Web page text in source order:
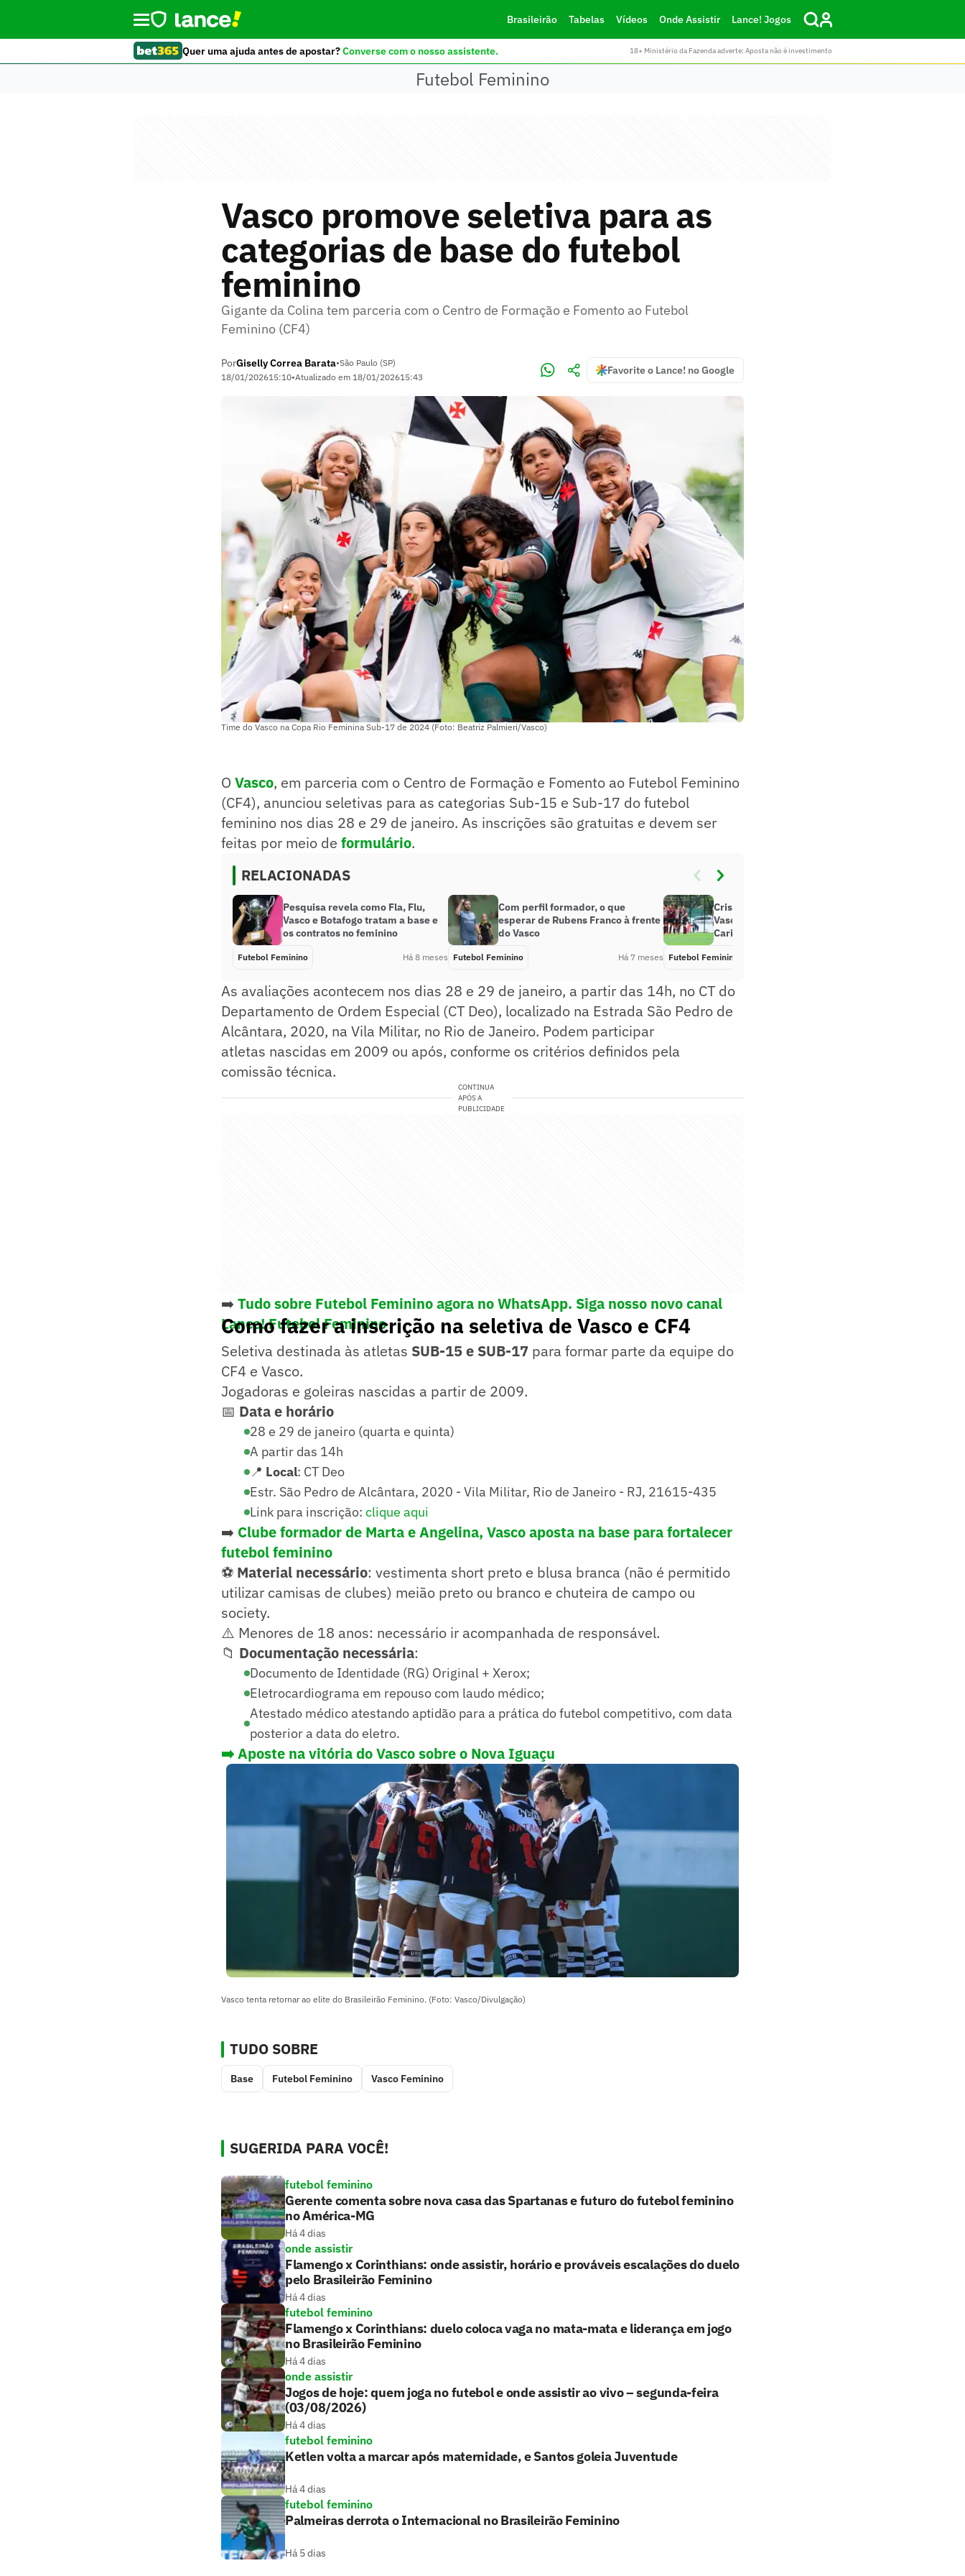
Brasileirão Tabelas Vídeos Onde Assistir Lance! Jogos
Quer uma ajuda antes de apostar?Converse com o nosso assistente. 18+ Ministério da Fazenda adverte: Aposta não é investimento
Futebol Feminino
Vasco promove seletiva para as
categorias de base do futebol
feminino
Gigante da Colina tem parceria com o Centro de Formação e Fomento ao Futebol
Feminino (CF4)
PorGiselly Correa Barata•São Paulo (SP)
18/01/202615:10•Atualizado em 18/01/202615:43
Favorite o Lance! no Google
Time do Vasco na Copa Rio Feminina Sub-17 de 2024 (Foto: Beatriz Palmieri/Vasco)
O Vasco, em parceria com o Centro de Formação e Fomento ao Futebol Feminino
(CF4), anunciou seletivas para as categorias Sub-15 e Sub-17 do futebol
feminino nos dias 28 e 29 de janeiro. As inscrições são gratuitas e devem ser
feitas por meio de formulário.
RELACIONADAS
Pesquisa revela como Fla, Flu,
Vasco e Botafogo tratam a base e
os contratos no feminino
Futebol Feminino Há 8 meses
Com perfil formador, o que
esperar de Rubens Franco à frente
do Vasco
Futebol Feminino Há 7 meses
Cristiane brilha, Flamengo vence
Vasco e garante vaga na final do
Carioca Feminino 2025
Futebol Feminino
As avaliações acontecem nos dias 28 e 29 de janeiro, a partir das 14h, no CT do
Departamento de Ordem Especial (CT Deo), localizado na Estrada São Pedro de
Alcântara, 2020, na Vila Militar, no Rio de Janeiro. Podem participar
atletas nascidas em 2009 ou após, conforme os critérios definidos pela
comissão técnica.
CONTINUA
APÓS A
PUBLICIDADE
➡️ Tudo sobre Futebol Feminino agora no WhatsApp. Siga nosso novo canal
Lance! Futebol Feminino
Como fazer a inscrição na seletiva de Vasco e CF4
Seletiva destinada às atletas SUB-15 e SUB-17 para formar parte da equipe do
CF4 e Vasco.
Jogadoras e goleiras nascidas a partir de 2009.
📅 Data e horário
28 e 29 de janeiro (quarta e quinta)
A partir das 14h
📍 Local: CT Deo
Estr. São Pedro de Alcântara, 2020 - Vila Militar, Rio de Janeiro - RJ, 21615-435
Link para inscrição: clique aqui
➡️ Clube formador de Marta e Angelina, Vasco aposta na base para fortalecer
futebol feminino
⚽ Material necessário: vestimenta short preto e blusa branca (não é permitido
utilizar camisas de clubes) meião preto ou branco e chuteira de campo ou
society.
⚠️ Menores de 18 anos: necessário ir acompanhada de responsável.
📁 Documentação necessária:
Documento de Identidade (RG) Original + Xerox;
Eletrocardiograma em repouso com laudo médico;
Atestado médico atestando aptidão para a prática do futebol competitivo, com data
posterior a data do eletro.
➡️ Aposte na vitória do Vasco sobre o Nova Iguaçu
Vasco tenta retornar ao elite do Brasileirão Feminino. (Foto: Vasco/Divulgação)
TUDO SOBRE
Base Futebol Feminino Vasco Feminino
SUGERIDA PARA VOCÊ!
futebol feminino
Gerente comenta sobre nova casa das Spartanas e futuro do futebol feminino
no América-MG
Há 4 dias
onde assistir
Flamengo x Corinthians: onde assistir, horário e prováveis escalações do duelo
pelo Brasileirão Feminino
Há 4 dias
futebol feminino
Flamengo x Corinthians: duelo coloca vaga no mata-mata e liderança em jogo
no Brasileirão Feminino
Há 4 dias
onde assistir
Jogos de hoje: quem joga no futebol e onde assistir ao vivo – segunda-feira
(03/08/2026)
Há 4 dias
futebol feminino
Ketlen volta a marcar após maternidade, e Santos goleia Juventude
Há 4 dias
futebol feminino
Palmeiras derrota o Internacional no Brasileirão Feminino
Há 5 dias